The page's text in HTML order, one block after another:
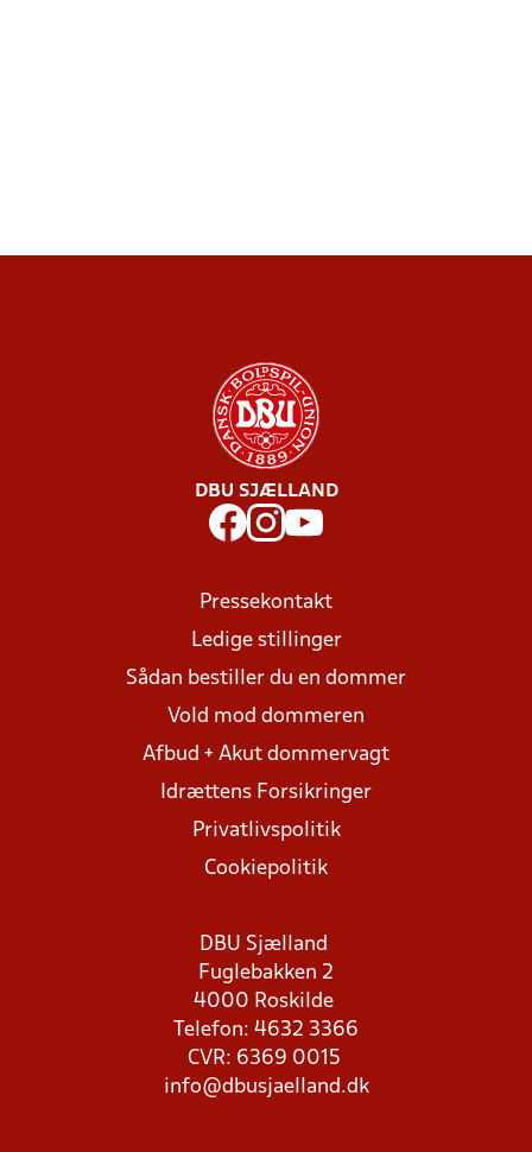
DBU SJÆLLAND
Pressekontakt
Ledige stillinger
Sådan bestiller du en dommer
Vold mod dommeren
Afbud + Akut dommervagt
Idrættens Forsikringer
Privatlivspolitik
Cookiepolitik
DBU Sjælland
Fuglebakken 2
4000 Roskilde
Telefon: 4632 3366
CVR: 6369 0015
info@dbusjaelland.dk